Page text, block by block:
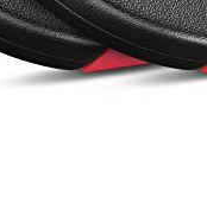
Demo Website!